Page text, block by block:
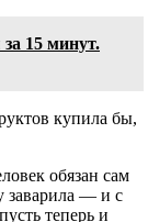
15 минут.
купила бы,
обязан сам
заварила — и с
теперь и